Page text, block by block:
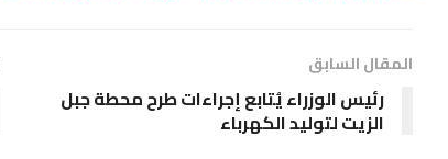
المقال السابق
رئيس الوزراء يُتابع إجراءات طرح محطة جبل
الزيت لتوليد الكهرباء